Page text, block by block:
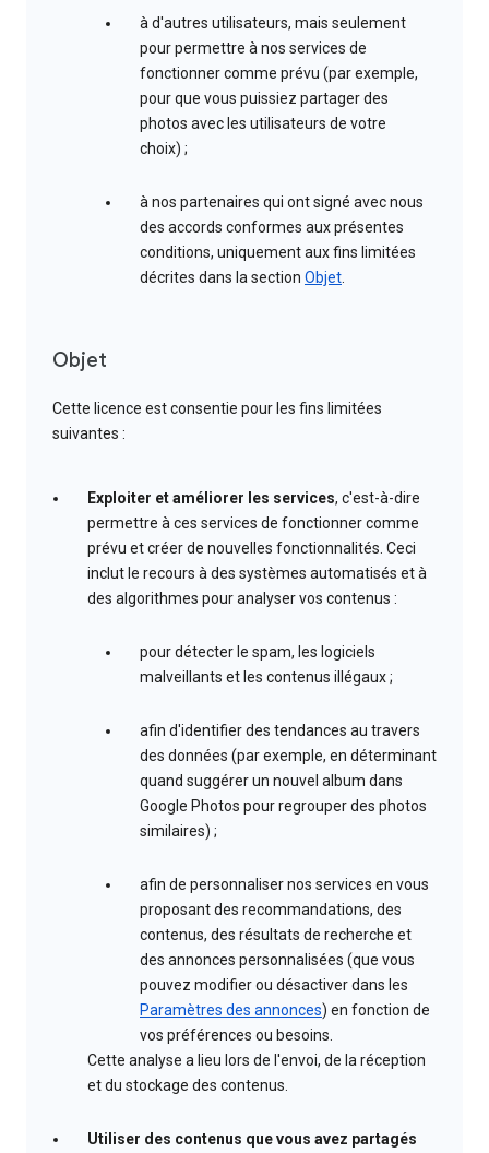
à d'autres utilisateurs, mais seulement
pour permettre à nos services de
fonctionner comme prévu (par exemple,
pour que vous puissiez partager des
photos avec les utilisateurs de votre
choix) ;
à nos partenaires qui ont signé avec nous
des accords conformes aux présentes
conditions, uniquement aux fins limitées
décrites dans la section Objet.
Objet
Cette licence est consentie pour les fins limitées
suivantes :
Exploiter et améliorer les services, c'est-à-dire
permettre à ces services de fonctionner comme
prévu et créer de nouvelles fonctionnalités. Ceci
inclut le recours à des systèmes automatisés et à
des algorithmes pour analyser vos contenus :
pour détecter le spam, les logiciels
malveillants et les contenus illégaux ;
afin d'identifier des tendances au travers
des données (par exemple, en déterminant
quand suggérer un nouvel album dans
Google Photos pour regrouper des photos
similaires) ;
afin de personnaliser nos services en vous
proposant des recommandations, des
contenus, des résultats de recherche et
des annonces personnalisées (que vous
pouvez modifier ou désactiver dans les
Paramètres des annonces) en fonction de
vos préférences ou besoins.
Cette analyse a lieu lors de l'envoi, de la réception
et du stockage des contenus.
Utiliser des contenus que vous avez partagés